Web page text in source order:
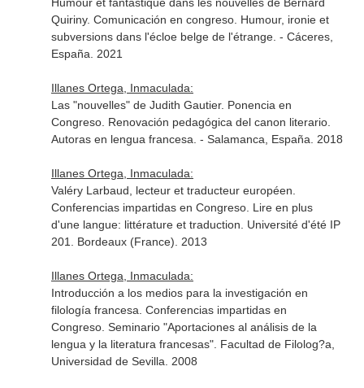
Quiriny. Comunicación en congreso. Humour, ironie et
subversions dans l'écloe belge de l'étrange. - Cáceres,
España. 2021
Illanes Ortega, Inmaculada:
Las "nouvelles" de Judith Gautier. Ponencia en
Congreso. Renovación pedagógica del canon literario.
Autoras en lengua francesa. - Salamanca, España. 2018
Illanes Ortega, Inmaculada:
Valéry Larbaud, lecteur et traducteur européen.
Conferencias impartidas en Congreso. Lire en plus
d'une langue: littérature et traduction. Université d'été IP
201. Bordeaux (France). 2013
Illanes Ortega, Inmaculada:
Introducción a los medios para la investigación en
filología francesa. Conferencias impartidas en
Congreso. Seminario "Aportaciones al análisis de la
lengua y la literatura francesas". Facultad de Filolog?a,
Universidad de Sevilla. 2008